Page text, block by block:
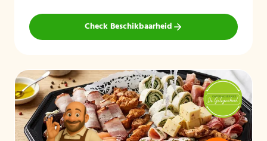
Check Beschikbaarheid